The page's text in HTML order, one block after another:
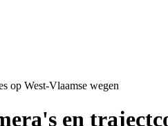
op West-Vlaamse wegen
en